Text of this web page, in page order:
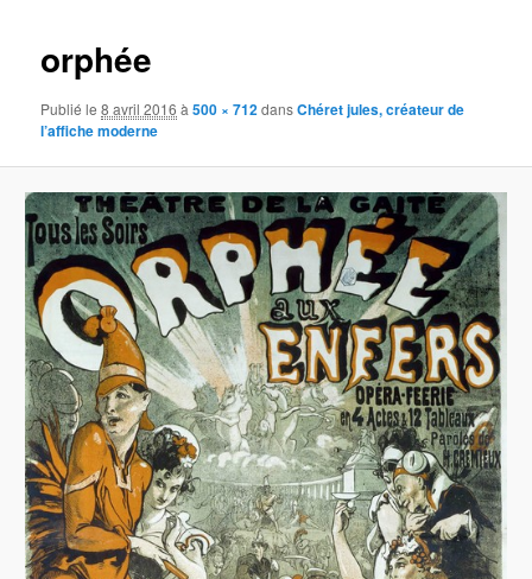
orphée
Publié le8 avril 2016 à500 × 712dansChéret jules, créateur de
l’affiche moderne